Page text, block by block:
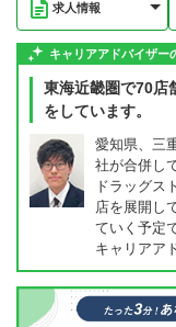
求人情報
キャリアアドバイザー
東海近畿圏で70店
をしています。
愛知県、三
社が合併し
ドラッグス
店を展開し
ていく予定
キャリアア